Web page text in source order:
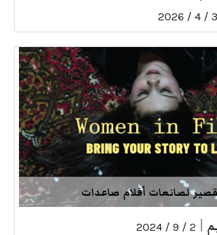
3 / 4 / 2026
لصانعات أفلام صاعدات
2 / 9 / 2024